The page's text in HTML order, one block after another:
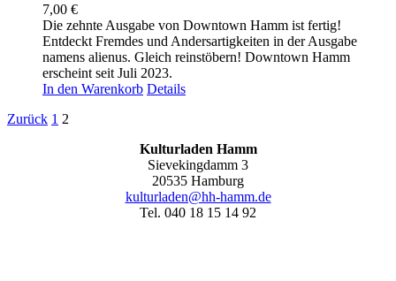
7,00 €
Die zehnte Ausgabe von Downtown Hamm ist fertig!
Entdeckt Fremdes und Andersartigkeiten in der Ausgabe
namens alienus. Gleich reinstöbern! Downtown Hamm
erscheint seit Juli 2023.
In den Warenkorb Details
Zurück 1 2
Kulturladen Hamm
Sievekingdamm 3
20535 Hamburg
kulturladen@hh-hamm.de
Tel. 040 18 15 14 92